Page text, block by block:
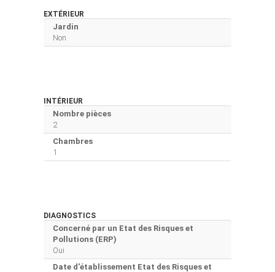
EXTÉRIEUR
Jardin
Non
INTÉRIEUR
Nombre pièces
2
Chambres
1
DIAGNOSTICS
Concerné par un Etat des Risques et
Pollutions (ERP)
Oui
Date d'établissement Etat des Risques et